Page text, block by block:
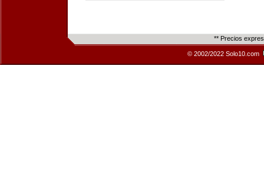
** Precios
© 2002/2022 Solo10.com